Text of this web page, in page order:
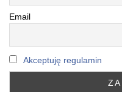
Email
Akceptuję regulamin